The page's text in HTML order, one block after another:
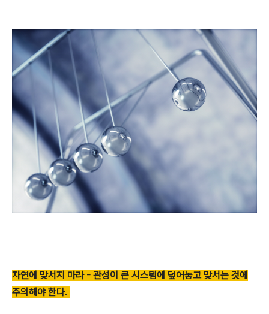
자연에 맞서지 마라 - 관성이 큰 시스템에 덮어놓고 맞서는 것에
주의해야 한다.